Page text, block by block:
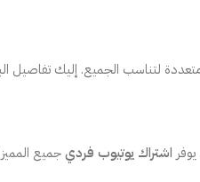
لتناسب الجميع. إليك تفاصيل
اشتراك يوتيوب فرديجميع